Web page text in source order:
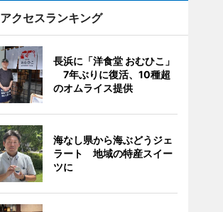
アクセスランキング
長浜に「洋食堂 おむひこ」
7年ぶりに復活、10種超
のオムライス提供
海なし県から海ぶどうジェ
ラート 地域の特産スイー
ツに